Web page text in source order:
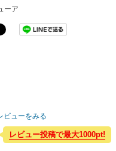
ーア
ビューをみる
レビュー投稿で最大1000pt!